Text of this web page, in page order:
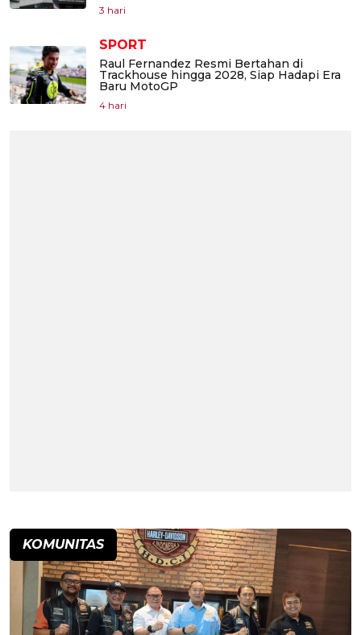
3 hari
SPORT
Raul Fernandez Resmi Bertahan di
Trackhouse hingga 2028, Siap Hadapi Era
Baru MotoGP
4 hari
KOMUNITAS